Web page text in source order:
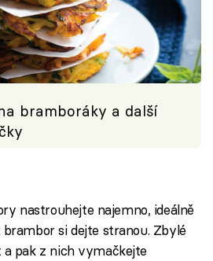
bramboráky a další
nastrouhejte najemno, ideálně
si dejte stranou. Zbylé
pak z nich vymačkejte